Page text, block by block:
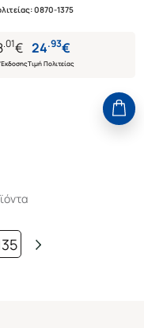
:0870-1375
.01€ 24.93€
Τιμή Πολιτείας